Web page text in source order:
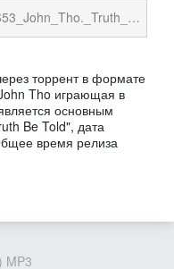
торрент в формате
Tho играющая в
основным
Be Told", дата
время релиза
MP3